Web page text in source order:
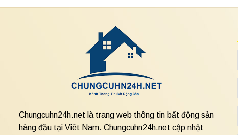
Chungcuhn24h.net là trang web thông tin bất động sản
hàng đầu tại Việt Nam. Chungcuhn24h.net cập nhật